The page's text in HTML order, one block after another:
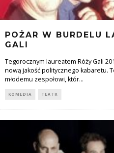
POŻAR W BURDELU
GALI
Tegorocznym laureatem Róży Gali
nową jakość politycznego kabaretu.
młodemu zespołowi, któr...
KOMEDIA TEATR